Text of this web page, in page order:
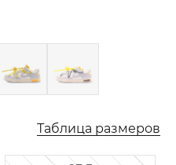
Таблица размеров